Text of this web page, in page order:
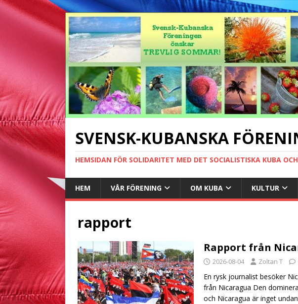
SVENSK-KUBANSKA
HEMSIDAN FÖR SOLIDARITET MED DET SOCIALISTISKA KUBA
HEM VÅR FÖRENING OM KUBA KULTUR
rapport
Rapport från
2026-08-04 Zoltan T
En rysk journalist besöker
från Nicaragua Den
och Nicaragua är inget